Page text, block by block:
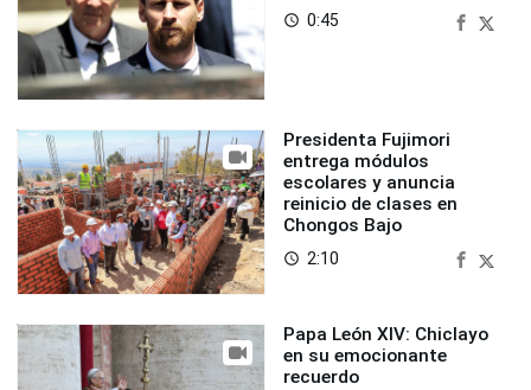
access_time 0:45
Presidenta Fujimori
entrega módulos
escolares y anuncia
reinicio de clases en
Chongos Bajo
access_time 2:10
Papa León XIV: Chiclayo
en su emocionante
recuerdo